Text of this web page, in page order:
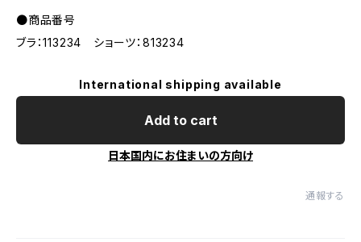
●商品番号
ブラ：113234 ショーツ：813234
International shipping available
Add to cart
日本国内にお住まいの方向け
通報する